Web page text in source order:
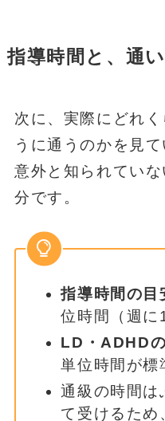
指導時間と、通
次に、実際にどれ
うに通うのかを見
意外と知られてい
分です。
指導時間の目
位時間（週に
LD・ADHD
単位時間が標
通級の時間は
て受けるため